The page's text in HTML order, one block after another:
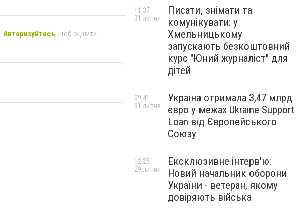
Авторизуйтесь, щоб оцінити
Писати, знімати та
комунікувати: у
Хмельницькому
запускають безкоштовний
курс "Юний журналіст" для
дітей
11:37
31 липня
Україна отримала 3,47 млрд
євро у межах Ukraine Support
Loan від Європейського
Союзу
09:41
31 липня
Ексклюзивне інтерв'ю:
Новий начальник оборони
України - ветеран, якому
довіряють війська
12:25
29 липня